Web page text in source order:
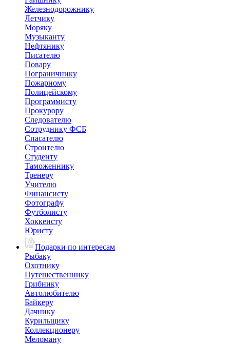
Железнодорожнику
Летчику
Моряку
Музыканту
Нефтянику
Писателю
Повару
Пограничнику
Пожарному
Полицейскому
Программисту
Прокурору
Следователю
Сотруднику ФСБ
Спасателю
Строителю
Студенту
Таможеннику
Тренеру
Учителю
Финансисту
Фотографу
Футболисту
Хоккеисту
Юристу
Подарки по интересам
Рыбаку
Охотнику
Путешественнику
Грибнику
Автолюбителю
Байкеру
Дачнику
Курильщику
Коллекционеру
Меломану